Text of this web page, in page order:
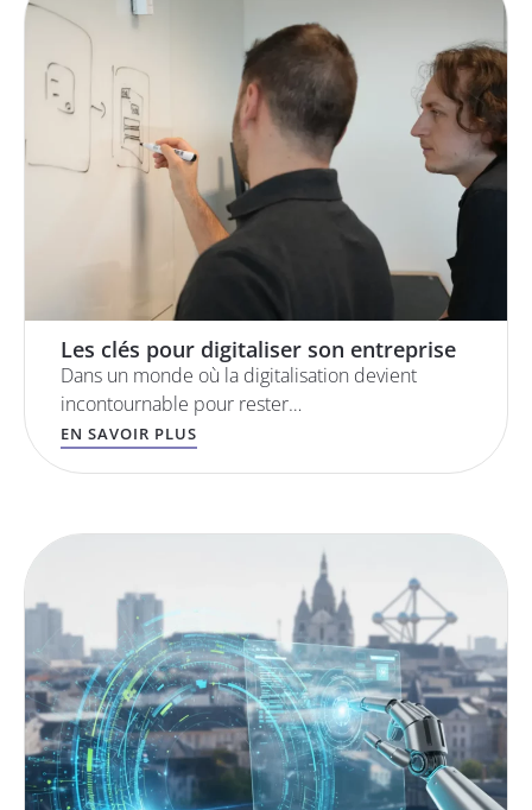
Les clés pour digitaliser son entreprise
Dans un monde où la digitalisation devient
incontournable pour rester…
EN SAVOIR PLUS